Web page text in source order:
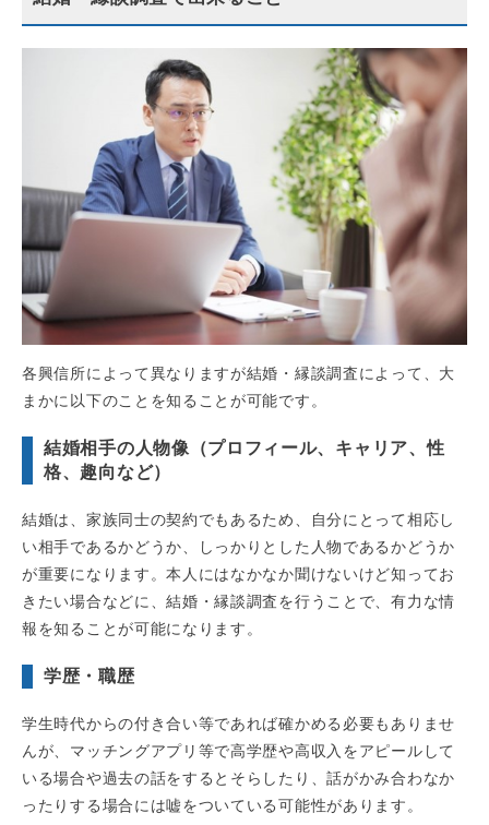
各興信所によって異なりますが結婚・縁談調査によって、大
まかに以下のことを知ることが可能です。
結婚相手の人物像（プロフィール、キャリア、性
格、趣向など）
結婚は、家族同士の契約でもあるため、自分にとって相応し
い相手であるかどうか、しっかりとした人物であるかどうか
が重要になります。本人にはなかなか聞けないけど知ってお
きたい場合などに、結婚・縁談調査を行うことで、有力な情
報を知ることが可能になります。
学歴・職歴
学生時代からの付き合い等であれば確かめる必要もありませ
んが、マッチングアプリ等で高学歴や高収入をアピールして
いる場合や過去の話をするとそらしたり、話がかみ合わなか
ったりする場合には嘘をついている可能性があります。